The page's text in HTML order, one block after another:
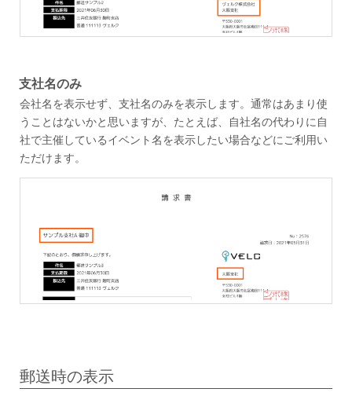
支社名のみ
会社名を表示せず、支社名のみを表示します。通常はあまり使
うことはないかと思いますが、たとえば、自社名の代わりに自
社で主催しているイベント名を表示したい場合などにご利用い
ただけます。
郵送時の表示